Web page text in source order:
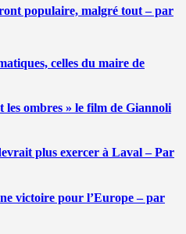
populaire, malgré tout – par
celles du maire de
les ombres » le film de Giannoli
plus exercer à Laval – Par
victoire pour l’Europe – par